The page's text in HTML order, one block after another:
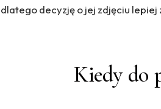
dlatego decyzję o jej zdjęciu
Kiedy do